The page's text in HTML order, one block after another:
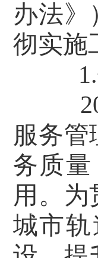
办法》
彻实施
服务管
务质
用。
城市